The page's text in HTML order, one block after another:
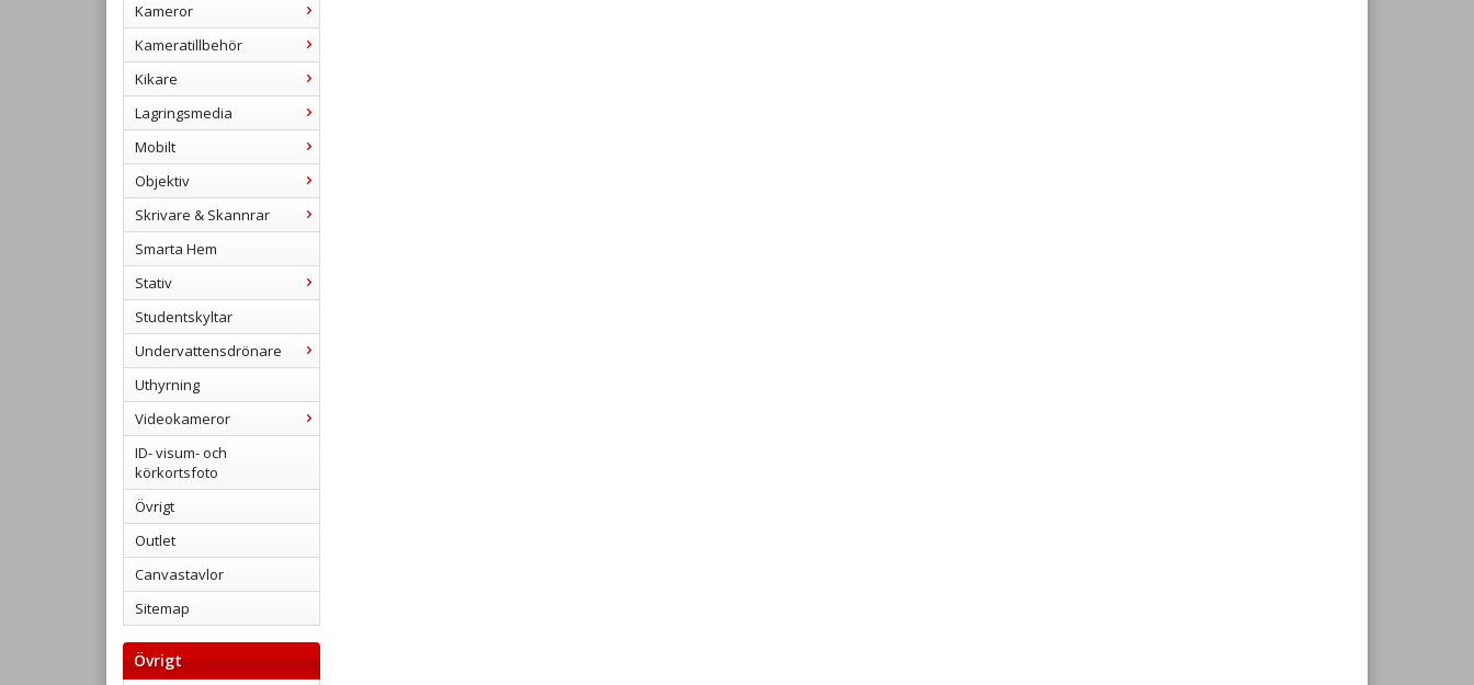
Kameror
Kameratillbehör
Kikare
Lagringsmedia
Mobilt
Objektiv
Skrivare & Skannrar
Smarta Hem
Stativ
Studentskyltar
Undervattensdrönare
Uthyrning
Videokameror
ID- visum- och
körkortsfoto
Övrigt
Outlet
Canvastavlor
Sitemap
Övrigt